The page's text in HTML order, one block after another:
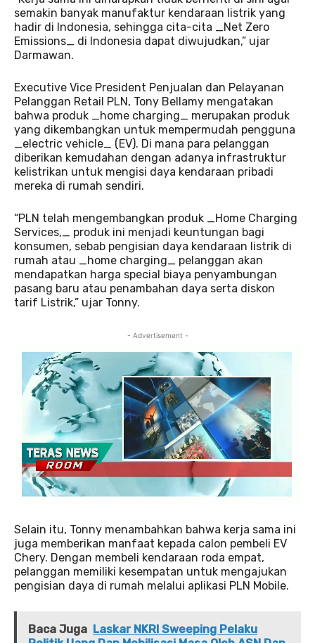
semakin banyak manufaktur kendaraan listrik yang
hadir di Indonesia, sehingga cita-cita _Net Zero
Emissions_ di Indonesia dapat diwujudkan,” ujar
Darmawan.
Executive Vice President Penjualan dan Pelayanan
Pelanggan Retail PLN, Tony Bellamy mengatakan
bahwa produk _home charging_ merupakan produk
yang dikembangkan untuk mempermudah pengguna
_electric vehicle_ (EV). Di mana para pelanggan
diberikan kemudahan dengan adanya infrastruktur
kelistrikan untuk mengisi daya kendaraan pribadi
mereka di rumah sendiri.
“PLN telah mengembangkan produk _Home Charging
Services,_ produk ini menjadi keuntungan bagi
konsumen, sebab pengisian daya kendaraan listrik di
rumah atau _home charging_ pelanggan akan
mendapatkan harga special biaya penyambungan
pasang baru atau penambahan daya serta diskon
tarif Listrik,” ujar Tonny.
- Advertisement -
Selain itu, Tonny menambahkan bahwa kerja sama ini
juga memberikan manfaat kepada calon pembeli EV
Chery. Dengan membeli kendaraan roda empat,
pelanggan memiliki kesempatan untuk mengajukan
pengisian daya di rumah melalui aplikasi PLN Mobile.
Baca Juga Laskar NKRI Sweeping Pelaku